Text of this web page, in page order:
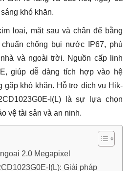
khó khăn.
loại, mặt sau và chân đế bằng
chống bụi nước IP67, phù
và ngoài trời. Nguồn cấp linh
giúp dễ dàng tích hợp vào hệ
gặp khó khăn. Hỗ trợ dịch vụ Hik-
I(L) là sự lựa chọn
vệ tài sản và an ninh.
2.0 Megapixel
I(L): Giải pháp